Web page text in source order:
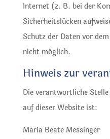
Internet (z. B. bei der
Sicherheitslücken
Schutz der Daten vor
nicht möglich.
Hinweis zur
Die verantwortliche
auf dieser Website ist:
Maria Beate Messinger